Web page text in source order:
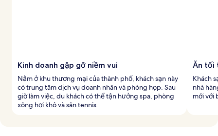
Kinh doanh gặp gỡ niềm vui
Nằm ở khu thương mại của thành phố, khách sạn này
có trung tâm dịch vụ doanh nhân và phòng họp. Sau
giờ làm việc, du khách có thể tận hưởng spa, phòng
xông hơi khô và sân tennis.
Ăn tối
Khách
nhà
mới với